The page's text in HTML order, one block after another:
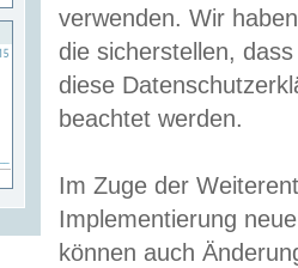
verwenden. Wir
die sicherstellen,
diese
beachtet werden.
Im Zuge der
Implementierung
können auch